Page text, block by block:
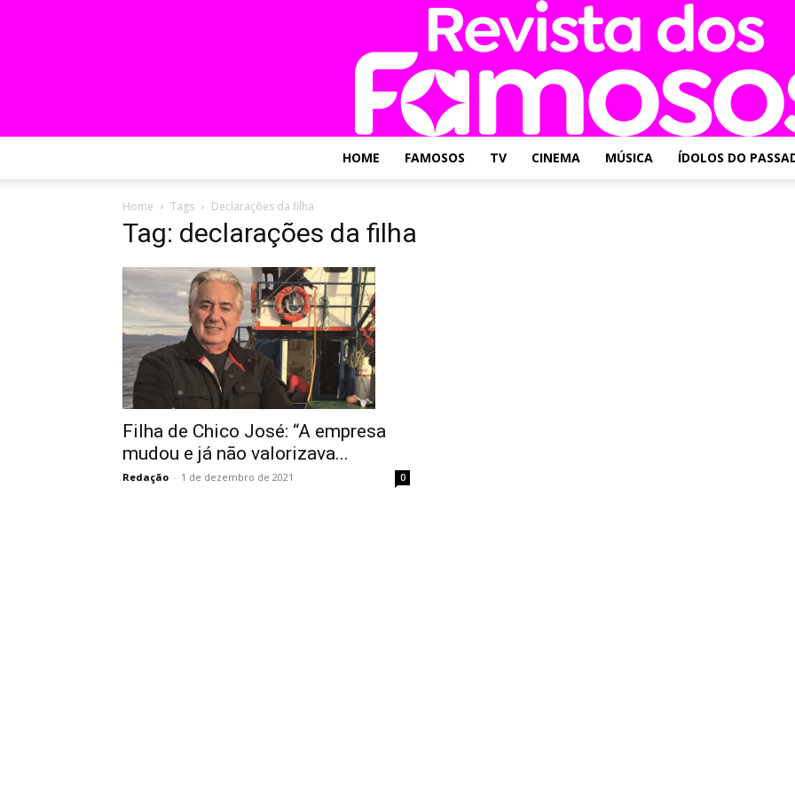
HOME FAMOSOS TV CINEMA MÚSICA ÍDOLOS DO
Home Tags Declarações da filha
Tag: declarações da filha
Filha de Chico José: “A empresa
mudou e já não valorizava...
Redação - 1 de dezembro de 2021 0